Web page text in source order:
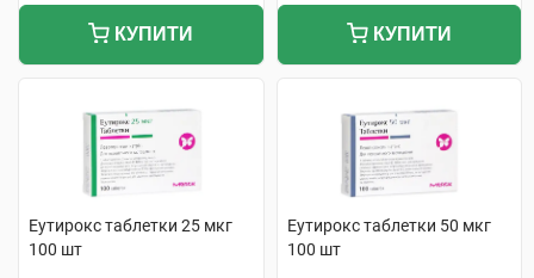
КУПИТИ КУПИТИ
Еутирокс таблетки 25 мкг
100 шт
Еутирокс таблетки 50 мкг
100 шт